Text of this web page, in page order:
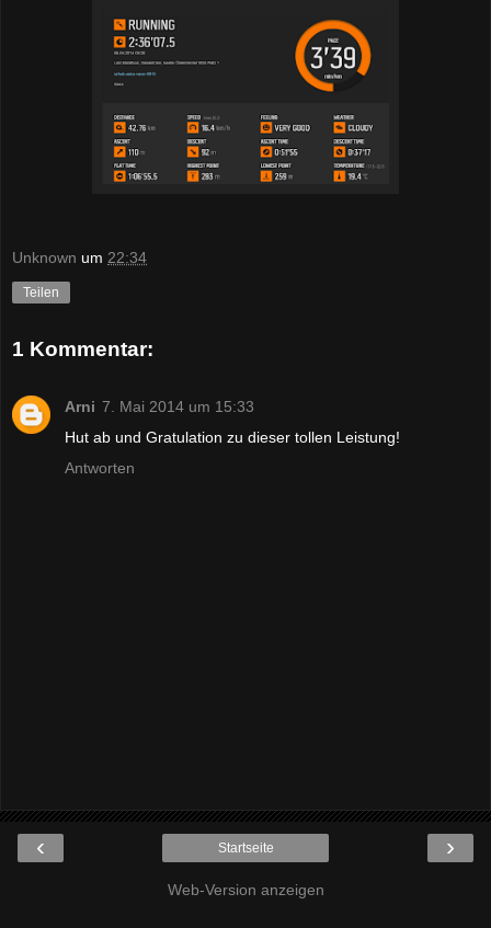
Unknown um 22:34
Teilen
1 Kommentar:
Arni 7. Mai 2014 um 15:33
Hut ab und Gratulation zu dieser tollen Leistung!
Antworten
‹ ›
Startseite
Web-Version anzeigen